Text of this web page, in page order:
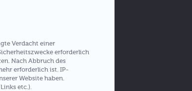
Verdacht einer
erforderlich
Nach Abbruch des
erforderlich ist. IP-
Website haben.
etc.).